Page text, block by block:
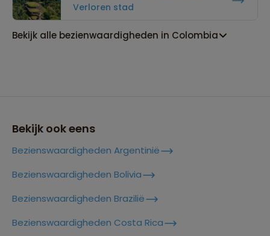
Verloren stad
Bekijk alle bezienwaardigheden in Colombia
Bekijk ook eens
Bezienswaardigheden Argentinië
Bezienswaardigheden Bolivia
Bezienswaardigheden Brazilië
Bezienswaardigheden Costa Rica